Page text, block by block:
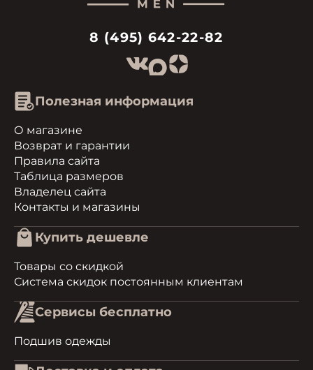
8 (495) 642-22-82
Полезная информация
О магазине
Возврат и гарантии
Правила сайта
Таблица размеров
Владелец сайта
Контакты и магазины
Купить дешевле
Товары со скидкой
Система скидок постоянным клиентам
Сервисы бесплатно
Подшив одежды